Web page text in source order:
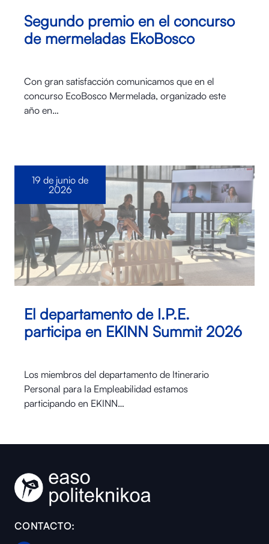
Segundo premio en el concurso
de mermeladas EkoBosco
Con gran satisfacción comunicamos que en el
concurso EcoBosco Mermelada, organizado este
año en…
El departamento de I.P.E.
participa en EKINN Summit 2026
Los miembros del departamento de Itinerario
Personal para la Empleabilidad estamos
participando en EKINN…
19 de junio de
2026
CONTACTO: